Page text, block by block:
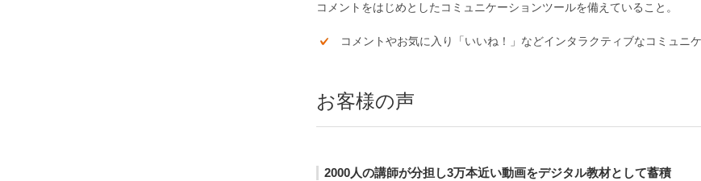
コメントをはじめとしたコミュニケーションツールを備えていること。
コメントやお気に入り「いいね！」などインタラクティブなコミュニ
お客様の声
2000人の講師が分担し3万本近い動画をデジタル教材として蓄積